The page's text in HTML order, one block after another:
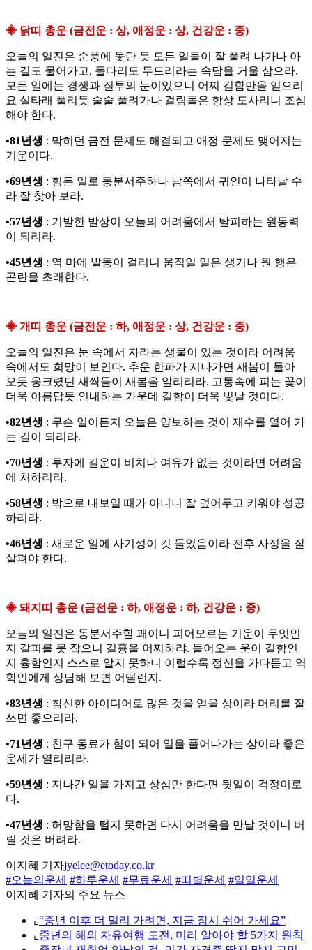
◈ 닭띠 총운 (금전운 : 상, 애정운 : 상, 건강운 : 중)
오늘의 일진은 순풍에 돛단 듯 모든 일들이 잘 풀려 나가나 아
는 길도 물어가고, 돌다리도 두드리라는 속담을 거울 삼으라.
모든 일에는 경쟁과 질투의 눈이있으니 어찌 길함만을 얻으리
요 실타래 풀리듯 술술 풀려가나 걸림돌은 항상 도사리니 조심
해야 한다.
•81년생 : 막히던 금전 문제도 해결되고 애정 문제도 맺어지는
기운이다.
•69년생 : 힘든 일로 동분서주하나 남쪽에서 귀인이 나타날 수
라 잘 찾아 보라.
•57년생 : 기발한 발상이 오늘의 어려움에서 탈피하는 원동력
이 되리라.
•45년생 : 역 마에 발동이 걸리니 움직일 일은 생기나 원 행은
곤란을 초래한다.
◈ 개띠 총운 (금전운 : 하, 애정운 : 상, 건강운 : 중)
오늘의 일진은 눈 속에서 자라는 생물이 있는 것이라 어려움
속에서도 희망이 보인다. 추운 한파가 지나가면 새봄이 돌아
오듯 웅크렸던 새싹들이 새봄을 알리리라. 고통속에 피는 꽃이
더욱 아름답듯 인내하는 가운데 길함이 더욱 빛날 것이다.
•82년생 : 무슨 일이든지 오늘은 양보하는 것이 재수를 열어 가
는 길이 되리라.
•70년생 : 투자에 길운이 비치나 여유가 없는 것이라면 어려움
에 처하리라.
•58년생 : 밖으로 내보일 때가 아니니 잘 덮어두고 키워야 성공
하리라.
•46년생 : 새로운 일에 사기성이 깃 들었음이라 전후 사정을 잘
살펴야 한다.
◈ 돼지띠 총운 (금전운 : 하, 애정운 : 하, 건강운 : 중)
오늘의 일진은 동분서주할 괘이니 피어오르는 기운이 무엇인
지 갈피를 못 잡으니 길흉을 어찌하랴. 들어오는 운이 길함인
지 흉함인지 스스로 알지 못하니 이럴수록 정신을 가다듬고 역
학인에게 상담해 보면 어떨런지.
•83년생 : 참신한 아이디어로 많은 것을 얻을 상이라 머리를 잘
쓰면 좋으리라.
•71년생 : 친구 동료가 힘이 되어 일을 풀어나가는 상이라 좋은
운세가 열리리라.
•59년생 : 지나간 일을 가지고 상심만 한다면 뒷일이 걱정이로
다.
•47년생 : 허망함을 털지 못하면 다시 어려움을 만날 것이니 버
릴 것은 버려라.
이지혜 기자jyelee@etoday.co.kr
#오늘의운세 #하루운세 #무료운세 #띠별운세 #일일운세
이지혜 기자의 주요 뉴스
⌞ “중년 이후 더 멀리 가려면, 지금 잠시 쉬어 가세요”
⌞ 중년의 해외 자유여행 도전, 미리 알아야 할 5가지 원칙